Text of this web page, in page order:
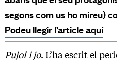
segons com us ho mireu)
Podeu llegir l’article aquí
Pujol i jo. L’ha escrit el